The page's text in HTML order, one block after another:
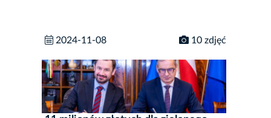
2024-11-08 10 zdjęć